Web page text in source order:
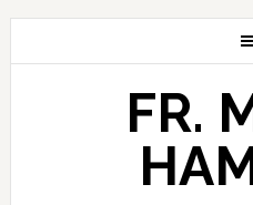
FR.